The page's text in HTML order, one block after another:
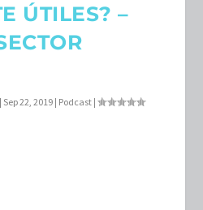
ÚTILES? –
| Sep 22, 2019 | Podcast |